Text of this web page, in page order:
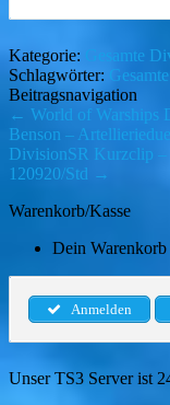
Kategorie: Gesamte
Schlagwörter:
Beitragsnavigation
← World of Warships
Benson –
DivisionSR Kurzclip –
120920/Std →
Warenkorb/Kasse
Dein Warenkorb
Anmelden
Unser TS3 Server ist